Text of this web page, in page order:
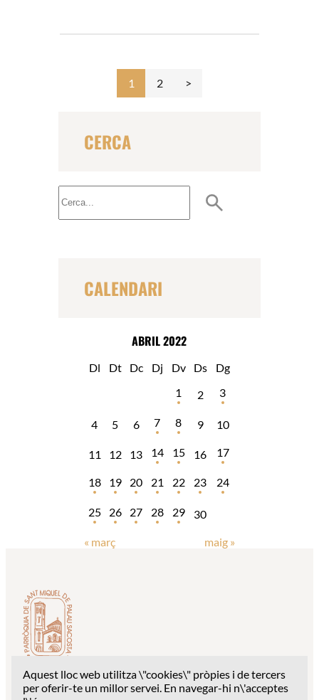
1 2
CERCA
u
s
CALENDARI
ABRIL 2022
Dl Dt Dc Dj Dv Ds
Dg
1
2 3
4 5 6 7 8 9 10
11 12 13 14 15 16 17
18 19 20 21 22 23 24
25 26 27 28 29 30
« març maig »
Despatx parroquial: c/ Església Sant Miquel, 1 – 17003
Aquest lloc web utilitza \"cookies\" pròpies i de tercers
per oferir-te un millor servei. En navegar-hi n\'acceptes